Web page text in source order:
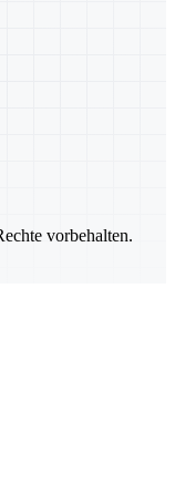
vorbehalten.